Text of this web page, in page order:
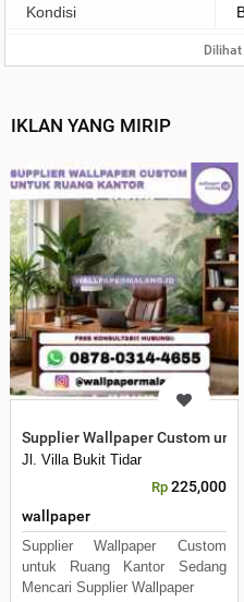
Kondisi
IKLAN YANG MIRIP
Supplier Wallpaper Custom
Jl. Villa Bukit Tidar
Rp 225,000
wallpaper
Supplier Wallpaper Custom
untuk Ruang Kantor Sedang
Mencari Supplier Wallpaper